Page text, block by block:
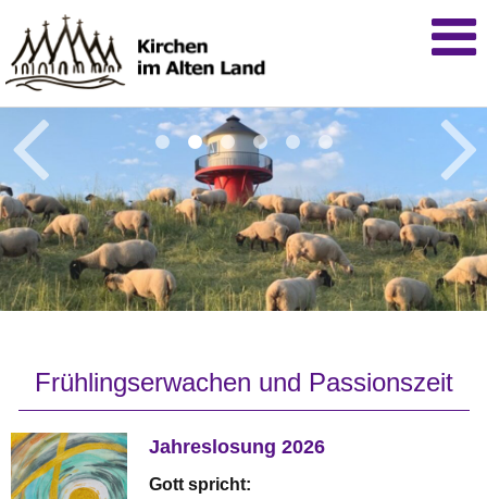
Frühlingserwachen und Passionszeit
Jahreslosung 2026
Gott spricht: